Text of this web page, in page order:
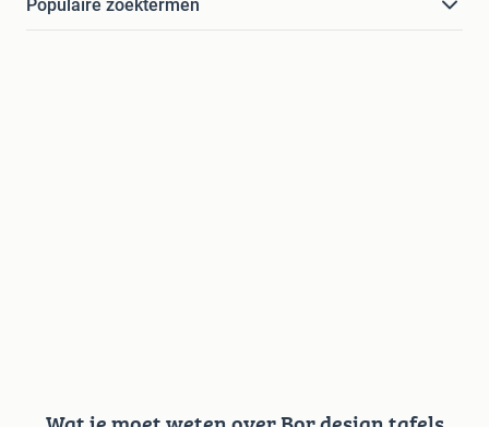
Populaire zoektermen